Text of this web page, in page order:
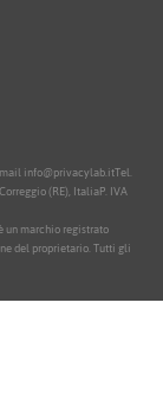
info@privacylab.itTel.
(RE), ItaliaP. IVA
marchio registrato
del proprietario. Tutti gli